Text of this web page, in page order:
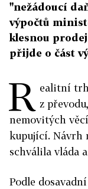
"nežádoucí
výpočtů
klesnou
přijde o část
R ealitní trh
z
nemovitých
kupující. Návrh
schválila vláda
Podle